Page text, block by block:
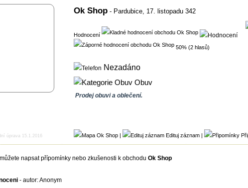
Ok Shop - Pardubice, 17. listopadu 342
Hodnocení
50% (2 hlasů)
Nezadáno
Obuv
Prodej obuvi a oblečení.
úprava 15.1.2016 | Edituj záznam |
napsat přípomínky nebo zkušenosti k obchodu Ok Shop
- autor:Anonym